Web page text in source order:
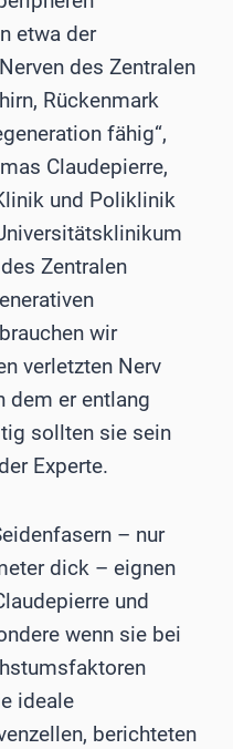
etwa der
des Zentralen
Rückenmark
fähig“,
Claudepierre,
und Poliklinik
Zentralen
wir
verletzten Nerv
dem er entlang
sollten sie sein
Experte.
– nur
dick – eignen
und
wenn sie bei
ideale
berichteten